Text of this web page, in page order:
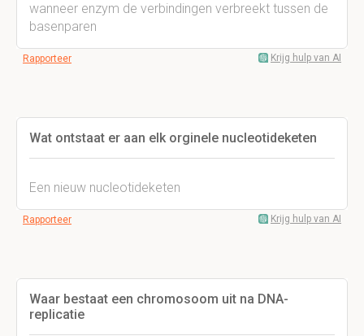
wanneer enzym de verbindingen verbreekt tussen de
basenparen
Rapporteer Krijg hulp van AI
Wat ontstaat er aan elk orginele nucleotideketen
Een nieuw nucleotideketen
Rapporteer Krijg hulp van AI
Waar bestaat een chromosoom uit na DNA-
replicatie